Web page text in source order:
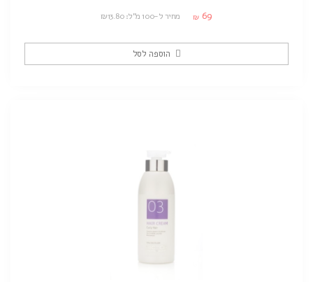
₪ 69 מחיר ל-100 מ"ל: ₪13.80
הוספה לסל